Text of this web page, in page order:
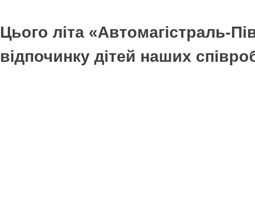
Цього літа «Автомагістраль-
відпочинку дітей наших